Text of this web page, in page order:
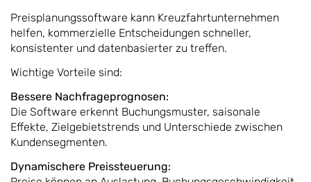
Preisplanungssoftware kann Kreuzfahrtunternehmen
helfen, kommerzielle Entscheidungen schneller,
konsistenter und datenbasierter zu treffen.
Wichtige Vorteile sind:
Bessere Nachfrageprognosen:
Die Software erkennt Buchungsmuster, saisonale
Effekte, Zielgebietstrends und Unterschiede zwischen
Kundensegmenten.
Dynamischere Preissteuerung: